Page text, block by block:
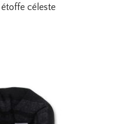
céleste